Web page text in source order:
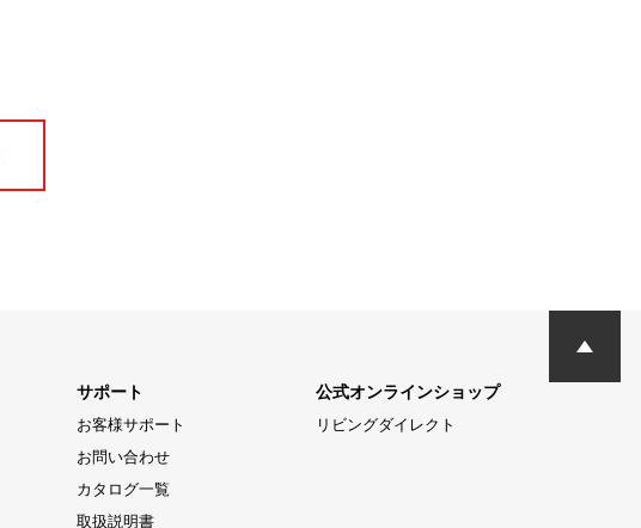
サポート
お客様サポート
お問い合わせ
カタログ一覧
取扱説明書
公式オンラインショップ
リビングダイレクト